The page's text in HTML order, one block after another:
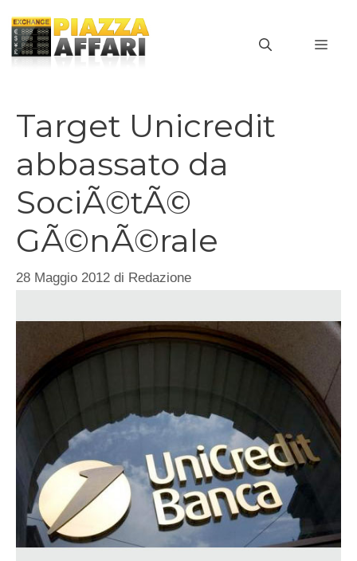
contenuto
Target Unicredit
abbassato da
SociÃ©tÃ©
GÃ©nÃ©rale
28 Maggio 2012 di Redazione